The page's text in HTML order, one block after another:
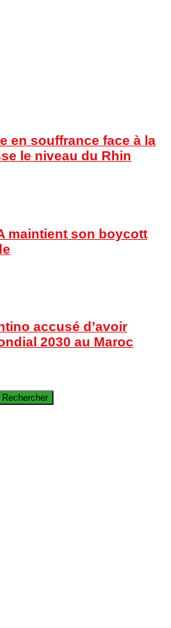
en souffrance face à la
le niveau du Rhin
maintient son boycott
accusé d’avoir
2030 au Maroc